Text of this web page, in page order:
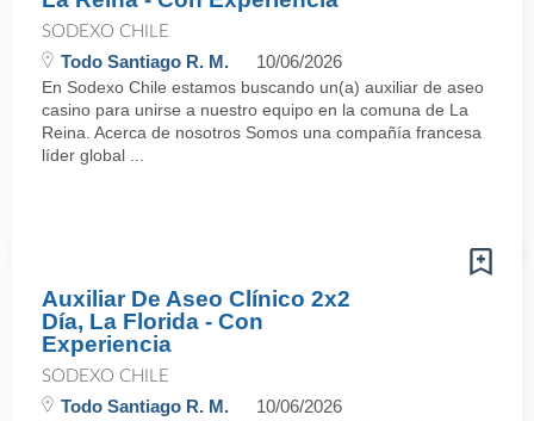
SODEXO CHILE
Todo Santiago R. M. 10/06/2026
En Sodexo Chile estamos buscando un(a) auxiliar de aseo
casino para unirse a nuestro equipo en la comuna de La
Reina. Acerca de nosotros Somos una compañía francesa
líder global ...
Auxiliar De Aseo Clínico 2x2
Día, La Florida - Con
Experiencia
SODEXO CHILE
Todo Santiago R. M. 10/06/2026